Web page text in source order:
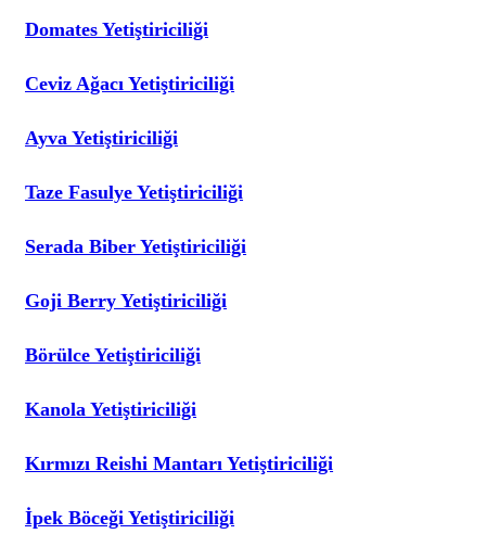
Domates Yetiştiriciliği
Ceviz Ağacı Yetiştiriciliği
Ayva Yetiştiriciliği
Taze Fasulye Yetiştiriciliği
Serada Biber Yetiştiriciliği
Goji Berry Yetiştiriciliği
Börülce Yetiştiriciliği
Kanola Yetiştiriciliği
Kırmızı Reishi Mantarı Yetiştiriciliği
İpek Böceği Yetiştiriciliği